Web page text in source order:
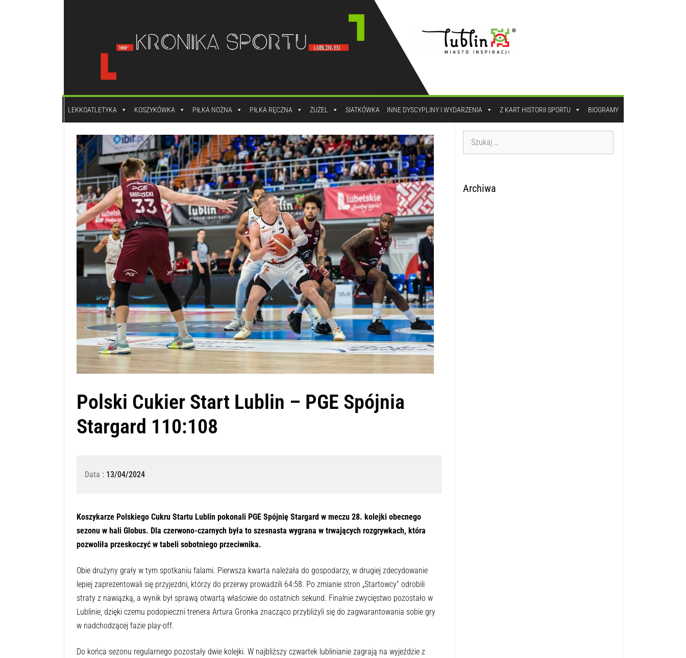
LEKKOATLETYKA KOSZYKÓWKA PIŁKA NOŻNA PIŁKA RĘCZNA ŻUŻEL SIATKÓWKA INNE DYSCYPLINY I WYDARZENIA Z KART HISTORII SPORTU BIOGRAMY
Polski Cukier Start Lublin – PGE Spójnia
Stargard 110:108
Data : 13/04/2024
Naciśnij przycisk odtwarzania, aby odsłuchać tę zawartość
0:00
Koszykarze Polskiego Cukru Startu Lublin pokonali PGE Spójnię Stargard w meczu 28. kolejki obecnego
sezonu w hali Globus. Dla czerwono-czarnych była to szesnasta wygrana w trwających rozgrywkach, która
pozwoliła przeskoczyć w tabeli sobotniego przeciwnika.
lepiej zaprezentowali się przyjezdni, którzy do przerwy prowadzili 64:58. Po zmianie stron „Startowcy” odrobili
Archiwa